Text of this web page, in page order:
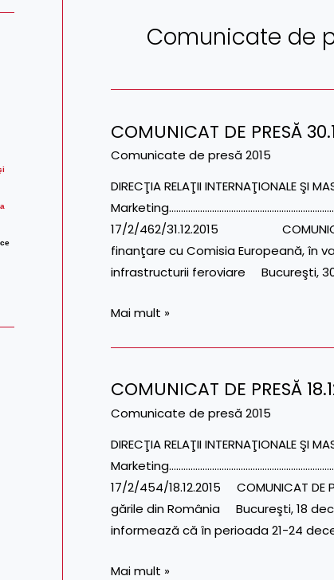
Comunicate de
COMUNICAT DE PRESĂ
Comunicate de presă 2015
DIRECŢIA RELAŢII INTERNAŢIONALE ŞI
17/2/462/31.12.2015
finanţare cu Comisia Europeană, în
infrastructurii feroviare Bucureşti,
COMUNICAT
DE
30.12.2015
Mai mult »
COMUNICAT DE PRESĂ
Comunicate de presă 2015
DIRECŢIA RELAŢII INTERNAŢIONALE ŞI
17/2/454/18.12.2015 COMUNICAT
gările din România Bucureşti, 18
informează că în perioada 21-24
COMUNICAT
DE
18.12.2015
Mai mult »